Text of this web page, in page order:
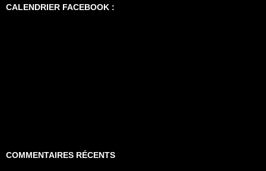
CALENDRIER FACEBOOK :
COMMENTAIRES RÉCENTS